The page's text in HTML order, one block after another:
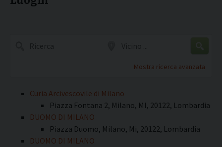
Mostra ricerca avanzata
Curia Arcivescovile di Milano
Piazza Fontana 2, Milano, MI, 20122, Lombardia
DUOMO DI MILANO
Piazza Duomo, Milano, Mi, 20122, Lombardia
DUOMO DI MILANO